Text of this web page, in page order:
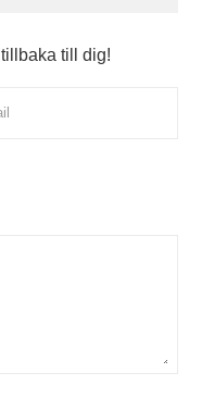
till dig!